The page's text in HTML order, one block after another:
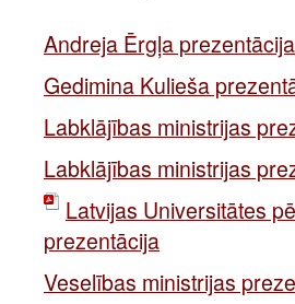
Andreja Ērgļa prezentācija
Gedimina Kulieša
Labklājības ministrijas
Labklājības ministrijas
Latvijas Universitātes
prezentācija
Veselības ministrijas